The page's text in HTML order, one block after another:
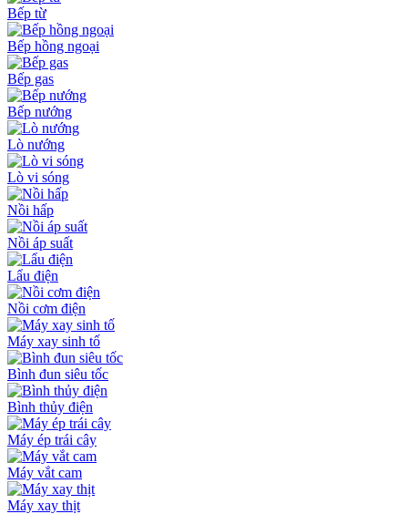
Bếp từ
Bếp hồng ngoại
Bếp gas
Bếp nướng
Lò nướng
Lò vi sóng
Nồi hấp
Nồi áp suất
Lẩu điện
Nồi cơm điện
Máy xay sinh tố
Bình đun siêu tốc
Bình thủy điện
Máy ép trái cây
Máy vắt cam
Máy xay thịt